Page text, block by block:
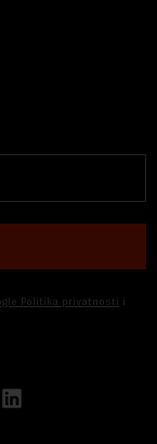
Politika privatnosti i